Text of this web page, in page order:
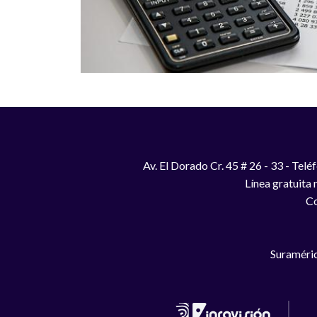
Av. El Dorado Cr. 45 # 26 - 33 -
Línea gratuita